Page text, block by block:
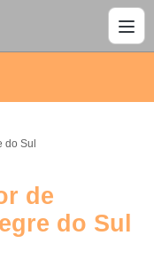
do Sul
de
do Sul